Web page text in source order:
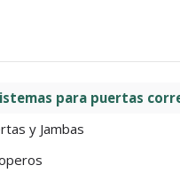
para puertas
y Jambas